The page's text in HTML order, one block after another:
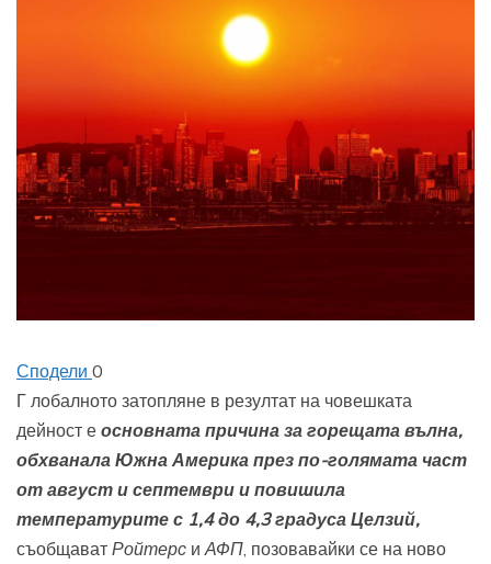
Сподели 0
Г лобалното затопляне в резултат на човешката
дейност е основната причина за горещата вълна,
обхванала Южна Америка през по-голямата част
от август и септември и повишила
температурите с 1,4 до 4,3 градуса Целзий,
съобщават Ройтерс и АФП , позовавайки се на ново